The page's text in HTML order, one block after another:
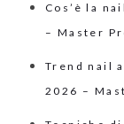
Cos’è la
– Master
Trend nail
2026 –